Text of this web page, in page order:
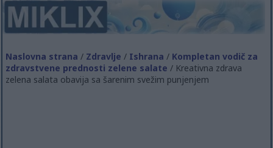
Naslovna strana / Zdravlje / Ishrana / Kompletan vodič za
zdravstvene prednosti zelene salate / Kreativna zdrava
zelena salata obavija sa šarenim svežim punjenjem